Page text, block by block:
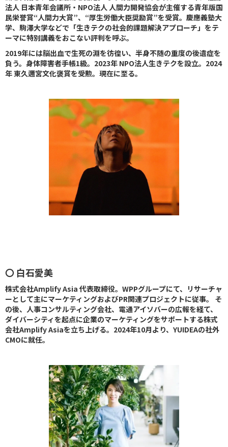
法人 日本青年会議所・NPO法人 人間力開発協会が主催する青年版国
民栄誉賞“人間力大賞”、“厚生労働大臣奨励賞”を受賞。慶應義塾大
学、駒澤大学などで「生きテクの社会的課題解決アプローチ」をテ
ーマに特別講義をおこない評判を呼ぶ。
2019年には脳出血で生死の淵を彷徨い、半身不随の重度の後遺症を
負う。身体障害者手帳1級。2023年 NPO法人生きテクを設立。2024
年 東久邇宮文化褒賞を受勲。現在に至る。
〇 白石愛美
株式会社Amplify Asia 代表取締役。WPPグループにて、リサーチャ
ーとして主にマーケティングおよびPR関連プロジェクトに従事。 そ
の後、人事コンサルティング会社、電通アイソバーの広報を経て、
ダイバーシティを起点に企業のマーケティングをサポートする株式
会社Amplify Asiaを立ち上げる。2024年10月より、YUIDEAの社外
CMOに就任。